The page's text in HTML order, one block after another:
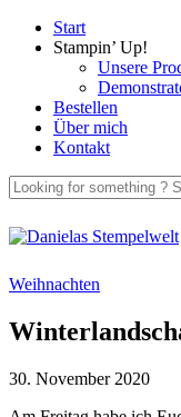
Start
Stampin’ Up!
Unsere
Bestellen
Über mich
Kontakt
Weihnachten
30. November 2020